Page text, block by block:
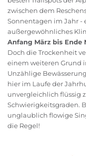
zwischen dem
Sonnentagen im Jahr -
außergewöhnliches
Anfang März bis Ende
Doch die Trockenheit
einem weiteren Grund
Unzählige
hier im Laufe der
unvergleichlich flüssig
Schwierigkeitsgraden.
unglaublich flowige
die Regel!